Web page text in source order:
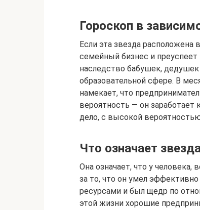
Гороскоп в
Если эта звезда расположена
семейный бизнес и
наследство бабушек, дедушек
образовательной сфере. В
намекает, что
вероятность — он заработает
дело, с высокой
Что означает
Она означает, что у
за то, что он умел
ресурсами и был щедр по
этой жизни хорошие